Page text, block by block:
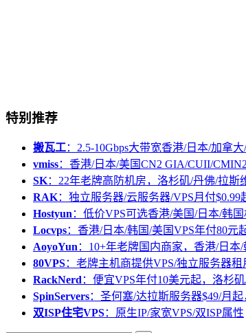
特别推荐
搬瓦工：2.5-10Gbps大带宽香港/日本/加拿
vmiss：香港/日本/美国CN2 GIA/CUII/
SK：22年老牌高防机房，洛杉矶/丹佛/拉
RAK：独立服务器/云服务器/VPS月付
Hostyun ：低价VPS可选香港/美国/日本/韩
Locvps：香港/日本/韩国/美国VPS年付80元
AoyoYun ：10+年老牌国内商家，香港/日
80VPS：老牌主机商提供VPS/独立服务器
RackNerd ：便宜VPS年付10美元起，洛杉
SpinServers：圣何塞/达拉斯服务器$49/月起
双ISP住宅VPS：原生IP/家宽VPS/双ISP属性